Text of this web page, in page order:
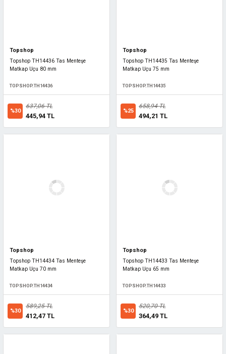
Topshop
Topshop TH14436 Tas Menteşe
Matkap Uçu 80 mm
TOPSHOP.TH14436
%30
637,06 TL
445,94 TL
Topshop
Topshop TH14435 Tas Menteşe
Matkap Uçu 75 mm
TOPSHOP.TH14435
%25
658,94 TL
494,21 TL
Topshop
Topshop TH14434 Tas Menteşe
Matkap Uçu 70 mm
TOPSHOP.TH14434
%30
589,25 TL
412,47 TL
Topshop
Topshop TH14433 Tas Menteşe
Matkap Uçu 65 mm
TOPSHOP.TH14433
%30
520,70 TL
364,49 TL